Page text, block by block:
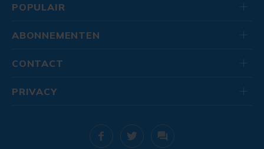
POPULAIR
ABONNEMENTEN
CONTACT
PRIVACY